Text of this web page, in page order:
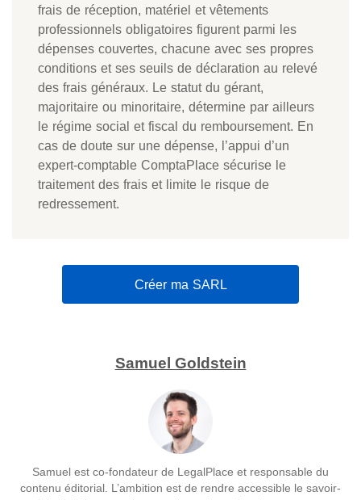
frais de réception, matériel et vêtements
professionnels obligatoires figurent parmi les
dépenses couvertes, chacune avec ses propres
conditions et ses seuils de déclaration au relevé
des frais généraux. Le statut du gérant,
majoritaire ou minoritaire, détermine par ailleurs
le régime social et fiscal du remboursement. En
cas de doute sur une dépense, l’appui d’un
expert-comptable ComptaPlace sécurise le
traitement des frais et limite le risque de
redressement.
Créer ma SARL
Samuel Goldstein
Samuel est co-fondateur de LegalPlace et responsable du
contenu éditorial. L’ambition est de rendre accessible le savoir-